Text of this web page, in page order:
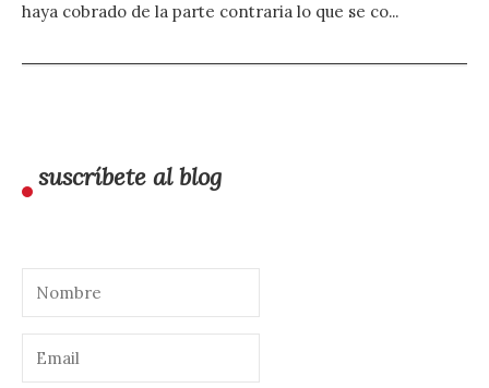
haya cobrado de la parte contraria lo que se co...
suscríbete al blog